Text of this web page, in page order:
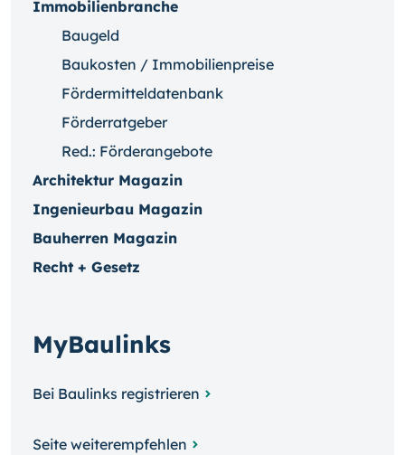
Immobilienbranche
Baugeld
Baukosten / Immobilienpreise
Fördermitteldatenbank
Förderratgeber
Red.: Förderangebote
Architektur Magazin
Ingenieurbau Magazin
Bauherren Magazin
Recht + Gesetz
MyBaulinks
Bei Baulinks registrieren
Seite weiterempfehlen